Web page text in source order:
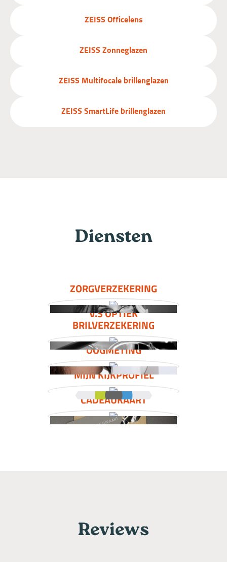
ZEISS Officelens
ZEISS Zonneglazen
ZEISS Multifocale brillenglazen
ZEISS SmartLife brillenglazen
Diensten
ZORGVERZEKERING
V.S OPTIEK
BRILVERZEKERING
OOGMETING
MIJN KIJKPROFIEL
CADEAUKAART
Reviews